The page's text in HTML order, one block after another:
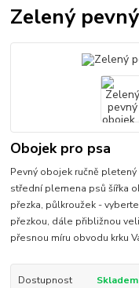
Zelený
Obojek pro psa
Pevný obojek ručně
střední plemena psů šířka
přezka, půlkroužek -
přezkou, dále přibližnou
přesnou míru obvodu krku
Dostupnost
Skladem